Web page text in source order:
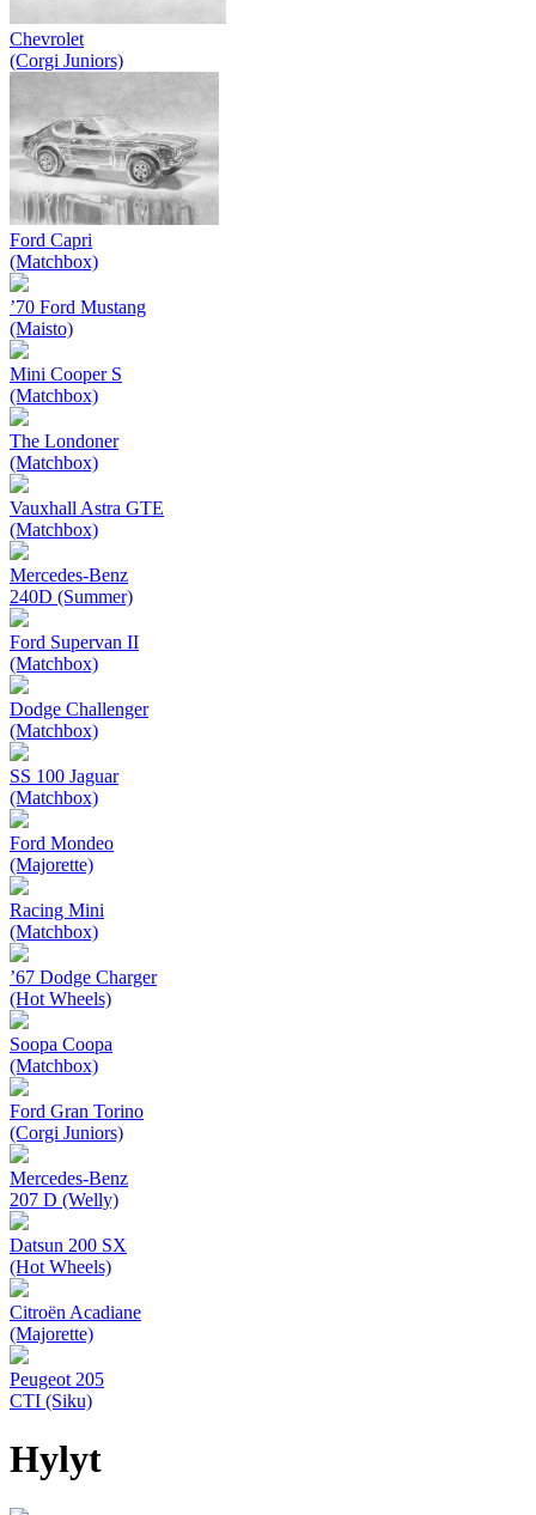
Chevrolet
(Corgi Juniors)
Ford Capri
(Matchbox)
’70 Ford Mustang
(Maisto)
Mini Cooper S
(Matchbox)
The Londoner
(Matchbox)
Vauxhall Astra GTE
(Matchbox)
Mercedes-Benz
240D (Summer)
Ford Supervan II
(Matchbox)
Dodge Challenger
(Matchbox)
SS 100 Jaguar
(Matchbox)
Ford Mondeo
(Majorette)
Racing Mini
(Matchbox)
’67 Dodge Charger
(Hot Wheels)
Soopa Coopa
(Matchbox)
Ford Gran Torino
(Corgi Juniors)
Mercedes-Benz
207 D (Welly)
Datsun 200 SX
(Hot Wheels)
Citroën Acadiane
(Majorette)
Peugeot 205
CTI (Siku)
Hylyt